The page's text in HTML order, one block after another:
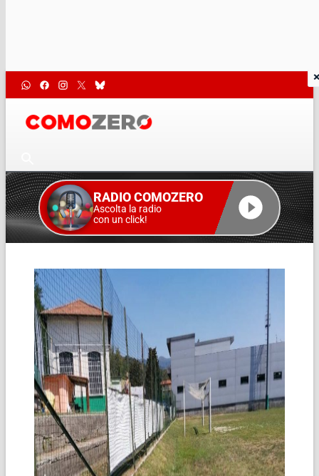
RADIO COMOZERO
Ascolta la radio
con un click!